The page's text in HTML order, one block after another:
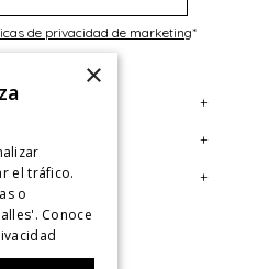
de privacidad de marketing*
+
+
+
×
el tráfico.
o
Conoce